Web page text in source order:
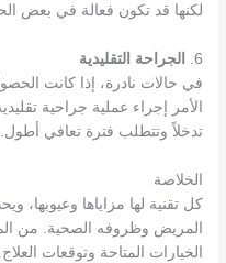
لكنها قد تكون فعالة في بعض
6.
الجراحة التقليدية
في حالات نادرة، إذا كانت
الأمر إجراء عملية جراحية
تدخلاً وتتطلب فترة تعافي أطول.
الخلاصة
كل تقنية لها مزاياها وعيوبها،
المريض وظروفه الصحية. من
الخيارات المتاحة وتوقعات العلاج.